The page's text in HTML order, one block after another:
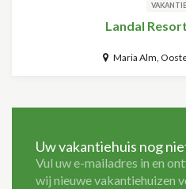
Landal
Maria Alm,
Uw vakantiehuis nog
Vul uw e-mailadres in en
wij nieuwe vakantiehuizen